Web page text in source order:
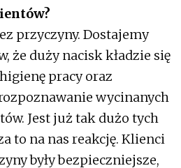
przyczyny. Dostajemy
że duży nacisk kładzie się
pracy oraz
wycinanych
Jest już tak dużo tych
to na nas reakcję. Klienci
były bezpieczniejsze,